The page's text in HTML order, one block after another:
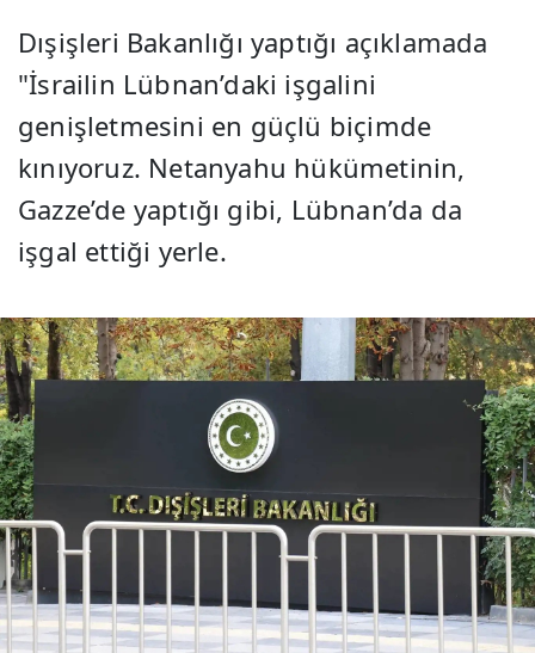
Dışişleri Bakanlığı yaptığı açıklamada
"İsrailin Lübnan’daki işgalini
genişletmesini en güçlü biçimde
kınıyoruz. Netanyahu hükümetinin,
Gazze’de yaptığı gibi, Lübnan’da da
işgal ettiği yerle.